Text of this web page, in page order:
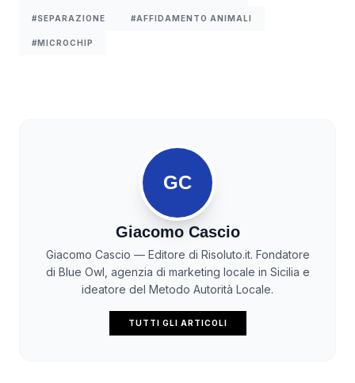
#SEPARAZIONE #AFFIDAMENTO ANIMALI
#MICROCHIP
GC
Giacomo Cascio
Giacomo Cascio — Editore di Risoluto.it. Fondatore
di Blue Owl, agenzia di marketing locale in Sicilia e
ideatore del Metodo Autorità Locale.
TUTTI GLI ARTICOLI